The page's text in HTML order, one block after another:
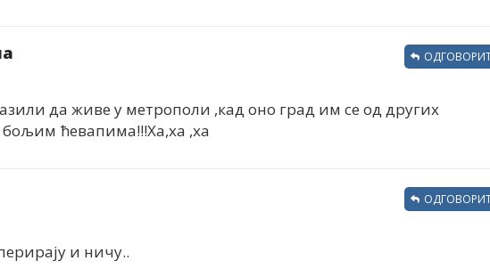
да живе у метрополи ,кад оно град им се од других
бољим ћевапима!!!Ха,ха ,ха
и ничу..